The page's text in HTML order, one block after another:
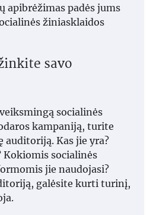
apibrėžimas padės jums
žiniasklaidos
savo
socialinės
kampaniją, turite
Kas jie yra?
Kokiomis socialinės
jie naudojasi?
galėsite kurti turinį,